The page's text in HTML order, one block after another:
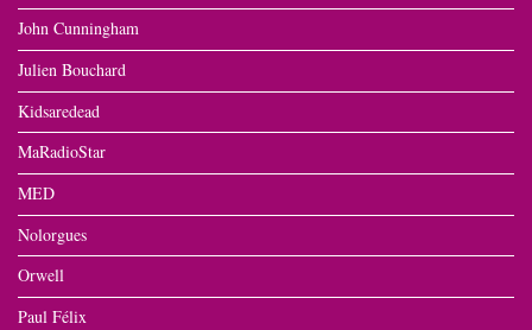
John Cunningham
Julien Bouchard
Kidsaredead
MaRadioStar
MED
Nolorgues
Orwell
Paul Félix